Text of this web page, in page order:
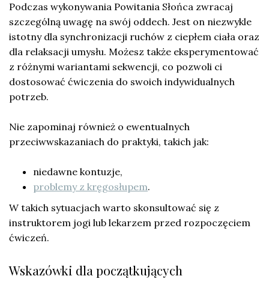
Podczas wykonywania Powitania Słońca zwracaj
szczególną uwagę na swój oddech. Jest on niezwykle
istotny dla synchronizacji ruchów z ciepłem ciała oraz
dla relaksacji umysłu. Możesz także eksperymentować
z różnymi wariantami sekwencji, co pozwoli ci
dostosować ćwiczenia do swoich indywidualnych
potrzeb.
Nie zapominaj również o ewentualnych
przeciwwskazaniach do praktyki, takich jak:
niedawne kontuzje,
problemy z kręgosłupem.
W takich sytuacjach warto skonsultować się z
instruktorem jogi lub lekarzem przed rozpoczęciem
ćwiczeń.
Wskazówki dla początkujących